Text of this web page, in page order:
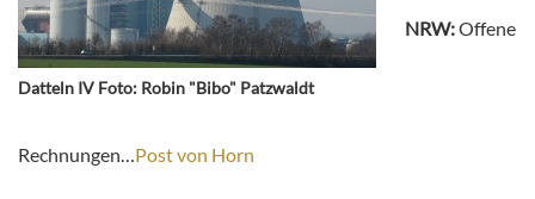
Datteln IV Foto: Robin "Bibo" Patzwaldt
NRW:Offene
Rechnungen… Post von Horn